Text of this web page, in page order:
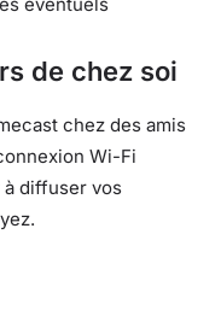
de chez soi
chez des amis
Wi-Fi
diffuser vos